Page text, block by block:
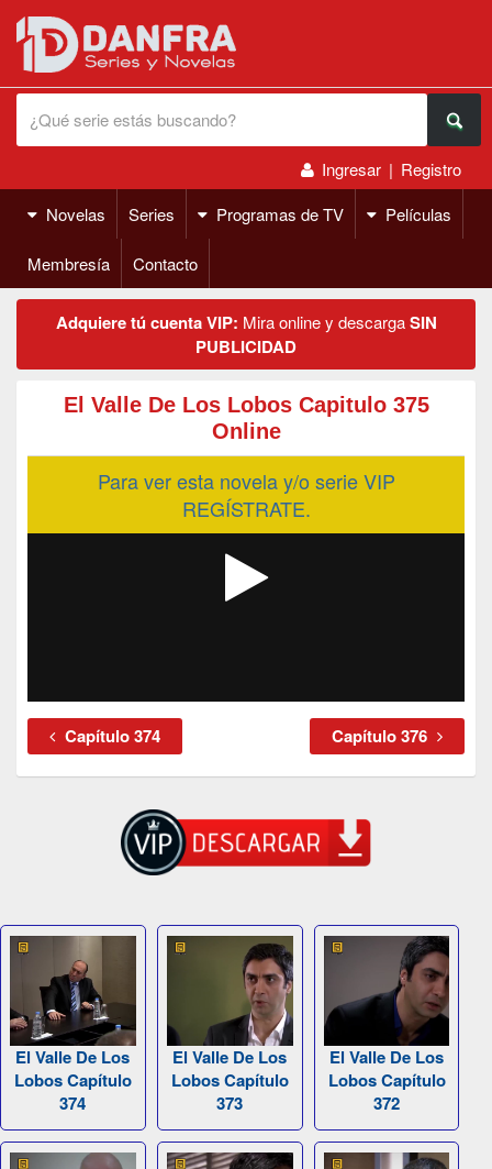
Ingresar | Registro
Novelas
Series Programas de TV Películas
Membresía Contacto
Adquiere tú cuenta VIP: Mira online y descargaSIN
PUBLICIDAD
El Valle De Los Lobos Capitulo 375
Online
Para ver esta novela y/o serie VIP
REGÍSTRATE.
Capítulo 374 Capítulo 376
El Valle De Los
Lobos Capítulo
374
El Valle De Los
Lobos Capítulo
373
El Valle De Los
Lobos Capítulo
372